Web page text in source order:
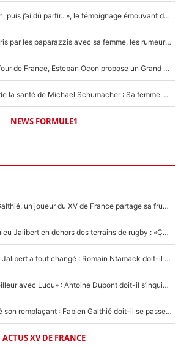
F1 : « Je lui ai fait un câlin, puis j’ai dû partir...», le témoignage émouvant de Max Verstappen sur sa fille
F1 : Charles Leclerc surpris par les paparazzis avec sa femme, les rumeurs étaient vraies !
Comme pour le final du Tour de France, Esteban Ocon propose un Grand Prix de Formule 1 à Paris : «Autour de l’Arc de Triomphe, ce serait génial» !
Nouvelle rumeur autour de la santé de Michael Schumacher : Sa femme Corinna sort du silence
NEWS FORMULE1
Mis de côté par Fabien Galthié, un joueur du XV de France partage sa frustration : «ils ne me l’ont pas dit tout de suite»
La raison d'être de Matthieu Jalibert en dehors des terrains de rugby : «Ça m'atteint autant que si tu touches à un membre de ma famille»
XV de France - Matthieu Jalibert a tout changé : Romain Ntamack doit-il s’inquiéter pour sa place à un an de la Coupe du monde ?
«Le XV de France est meilleur avec Lucu» : Antoine Dupont doit-il s’inquiéter pour sa place ?
Le XV de France a trouvé son remplaçant : Fabien Galthié doit-il se passer d'Antoine Dupont ?
ACTUS XV DE FRANCE